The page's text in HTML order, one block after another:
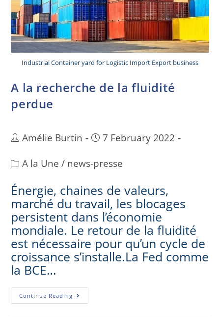
Industrial Container yard for Logistic Import Export business
A la recherche de la fluidité
perdue
Amélie Burtin
7 February 2022
A la Une / news-presse
Énergie, chaines de valeurs,
marché du travail, les blocages
persistent dans l’économie
mondiale. Le retour de la fluidité
est nécessaire pour qu’un cycle de
croissance s’installe.La Fed comme
la BCE…
Continue Reading